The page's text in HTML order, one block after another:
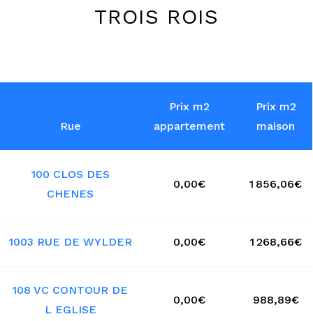
TROIS ROIS
Rue
Prix m2
appartement
Prix m2
maison
100 CLOS DES
CHENES
0,00€ 1 856,06€
1003 RUE DE WYLDER 0,00€ 1 268,66€
108 VC CONTOUR DE
L EGLISE
0,00€ 988,89€